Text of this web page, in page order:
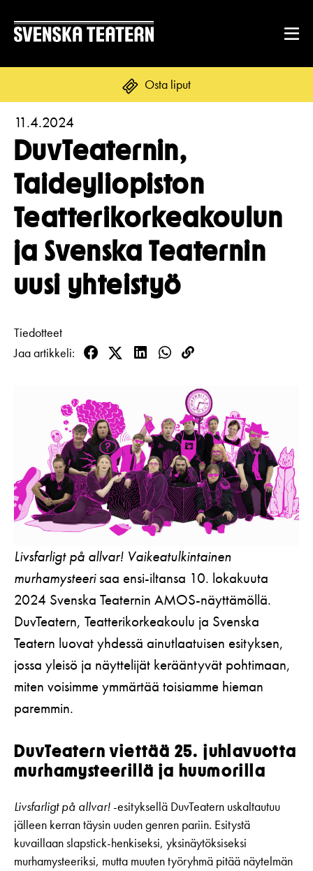
Osta liput
Suomi
OHJELMISTO & LIPUT
Ohjelmisto
Kalenteri
Asiakaspalvelu
Liput
Lahjakortti
Nuoret
ENNEN VIERAILUA
Tekstitys
Yleisötyö
Usein kysytyt kysymykset
RYHMILLE JA YRITYKSILLE
Ryhmät ja teatterilähettiläät
Yritykset
Teatterin toiminta
Töihin meille
Yhteystiedot
Uutiskirje
Medialle
Svenska Teatern Live
KIRJAUDU
DuvTeaternin,
Taideyliopiston
Teatterikorkeakoulun
ja Svenska Teaternin
uusi yhteistyö
11.4.2024
Tiedotteet
Jaa artikkeli
Facebook
TwitterLinkedInWhatsApp
Kopioi
Livsfarligt på allvar! Vaikeatulkintainen
murhamysteerisaa ensi-iltansa 10. lokakuuta
2024 Svenska Teaternin AMOS-näyttämöllä.
DuvTeatern, Teatterikorkeakoulu ja Svenska
Teatern luovat yhdessä ainutlaatuisen esityksen,
jossa yleisö ja näyttelijät kerääntyvät pohtimaan,
miten voisimme ymmärtää toisiamme hieman
paremmin.
DuvTeatern viettää 25. juhlavuotta
murhamysteerillä ja huumorilla
Livsfarligt på allvar!-esityksellä DuvTeatern uskaltautuu
jälleen kerran täysin uuden genren pariin. Esitystä
kuvaillaan slapstick-henkiseksi, yksinäytöksiseksi
murhamysteeriksi, mutta muuten työryhmä pitää näytelmän